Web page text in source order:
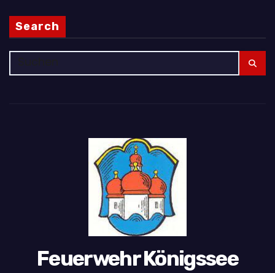
Search
Feuerwehr Königssee